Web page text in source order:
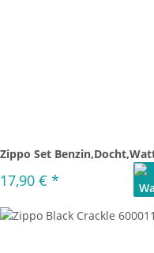
Zippo Set
17,90 € *